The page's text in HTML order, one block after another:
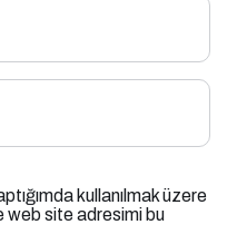
kullanılmak üzere
web site adresimi bu